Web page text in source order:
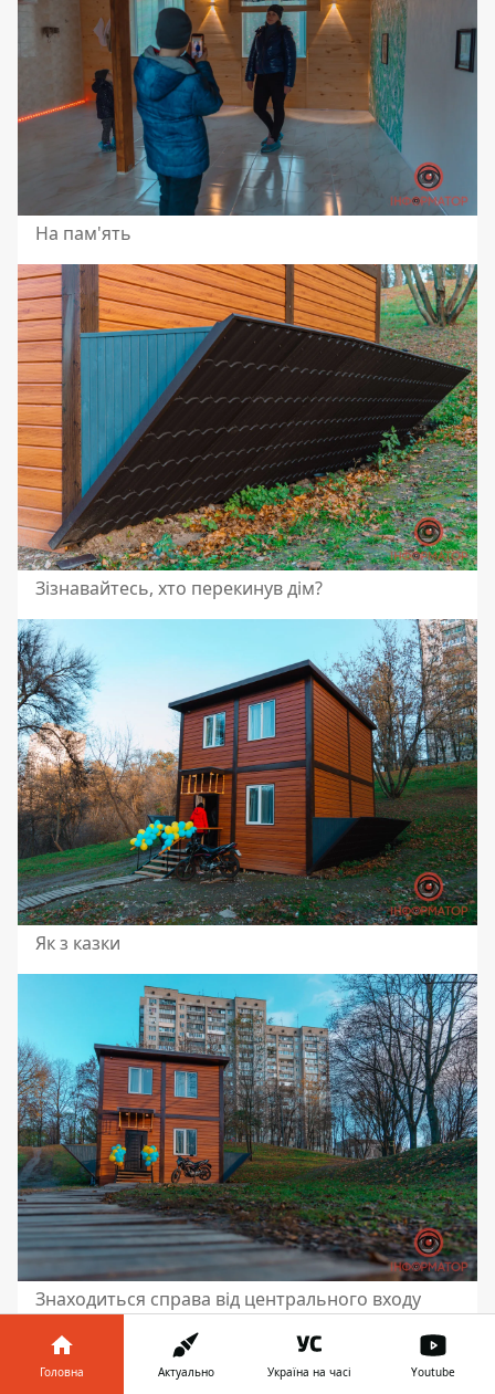
На пам'ять
Зізнавайтесь, хто перекинув дім?
Як з казки
Знаходиться справа від центрального входу
Головна Актуально Україна на часі Youtube